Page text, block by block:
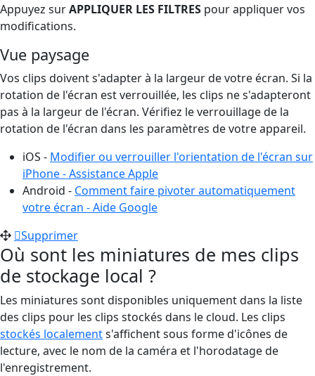
Appuyez surAPPLIQUER LES FILTRES pour appliquer vos
modifications.
Vue paysage
Vos clips doivent s'adapter à la largeur de votre écran. Si la
rotation de l'écran est verrouillée, les clips ne s'adapteront
pas à la largeur de l'écran. Vérifiez le verrouillage de la
rotation de l'écran dans les paramètres de votre appareil.
iOS - Modifier ou verrouiller l'orientation de l'écran sur
iPhone - Assistance Apple
Android - Comment faire pivoter automatiquement
votre écran - Aide Google
Supprimer
Où sont les miniatures de mes clips
de stockage local ?
Les miniatures sont disponibles uniquement dans la liste
des clips pour les clips stockés dans le cloud. Les clips
stockés localements'affichent sous forme d'icônes de
lecture, avec le nom de la caméra et l'horodatage de
l'enregistrement.